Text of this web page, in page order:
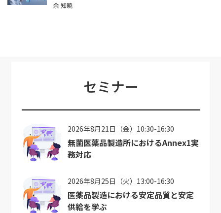
余 知暁
セミナー
2026年8月21日（金）10:30-16:30
無菌医薬品製造所におけるAnnex1実
務対応
2026年8月25日（火）13:00-16:30
医薬品製造における安定品質と安定
供給を学ぶ